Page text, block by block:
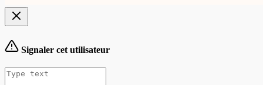
Signaler cet utilisateur